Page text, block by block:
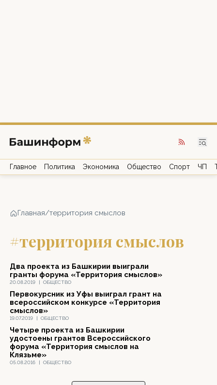
Главное Политика Экономика Общество Спорт ЧП
Главная/территория смыслов
#территория смыслов
20.08.2019 | ОБЩЕСТВО
Два проекта из Башкирии выиграли
гранты форума «Территория смыслов»
19.07.2019 | ОБЩЕСТВО
Первокурсник из Уфы выиграл грант на
всероссийском конкурсе «Территория
смыслов»
05.08.2016 | ОБЩЕСТВО
Четыре проекта из Башкирии
удостоены грантов Всероссийского
форума «Территория смыслов на
Клязьме»